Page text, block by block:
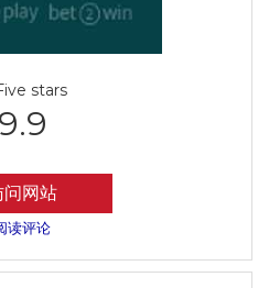
9.9
问网站
读评论